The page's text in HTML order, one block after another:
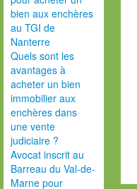
bien aux enchères
au TGI de
Nanterre
Quels sont les
avantages à
acheter un bien
immobilier aux
enchères dans
une vente
judiciaire ?
Avocat inscrit au
Barreau du Val-de-
Marne pour